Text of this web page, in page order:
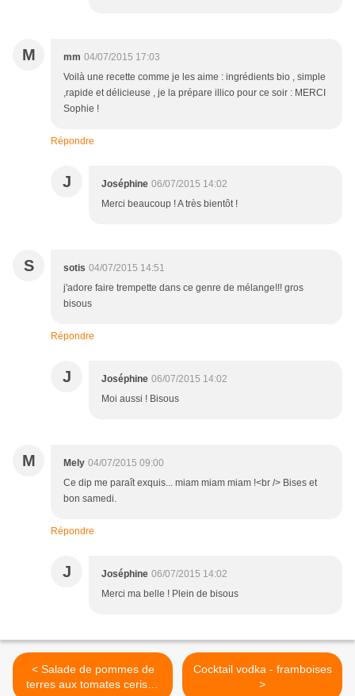
M mm 04/07/2015 17:03
Voilà une recette comme je les aime : ingrédients bio , simple
,rapide et délicieuse , je la prépare illico pour ce soir : MERCI
Sophie !
Répondre
J Joséphine 06/07/2015 14:02
Merci beaucoup ! A très bientôt !
S sotis 04/07/2015 14:51
j'adore faire trempette dans ce genre de mélange!!! gros
bisous
Répondre
J Joséphine 06/07/2015 14:02
Moi aussi ! Bisous
M Mely 04/07/2015 09:00
Ce dip me paraît exquis... miam miam miam !<br /> Bises et
bon samedi.
Répondre
J Joséphine 06/07/2015 14:02
Merci ma belle ! Plein de bisous
< Salade de pommes de
terres aux tomates cerises
Cocktail vodka - framboises
>